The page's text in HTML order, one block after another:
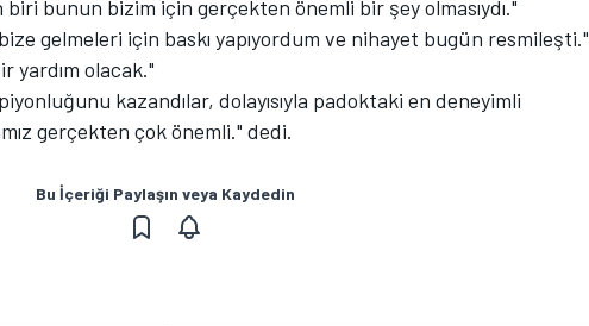
biri bunun bizim için gerçekten önemli bir şey olmasıydı."
gelmeleri için baskı yapıyordum ve nihayet bugün resmileşti."
yardım olacak."
kazandılar, dolayısıyla padoktaki en deneyimli
gerçekten çok önemli." dedi.
Bu İçeriği Paylaşın veya Kaydedin